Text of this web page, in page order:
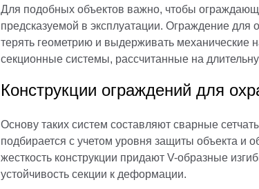
Для подобных объектов важно, чтобы
предсказуемой в эксплуатации. Ограждение для
терять геометрию и выдерживать механические
секционные системы, рассчитанные на
Конструкции ограждений для
Основу таких систем составляют сварные
подбирается с учетом уровня защиты объекта и
жесткость конструкции придают V-образные
устойчивость секции к деформации.